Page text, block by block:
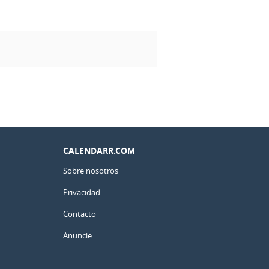
CALENDARR.COM
Sobre nosotros
Privacidad
Contacto
Anuncie